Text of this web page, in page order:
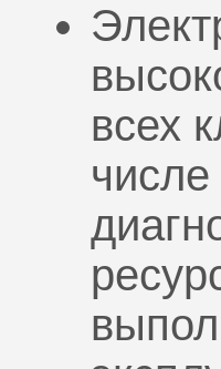
всех